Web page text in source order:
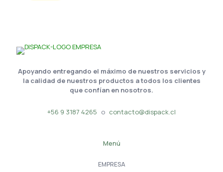
Apoyando entregando el máximo de nuestros servicios y
la calidad de nuestros productos a todos los clientes
que confían en nosotros.
+56 9 3187 4265 o contacto@dispack.cl
Menú
EMPRESA